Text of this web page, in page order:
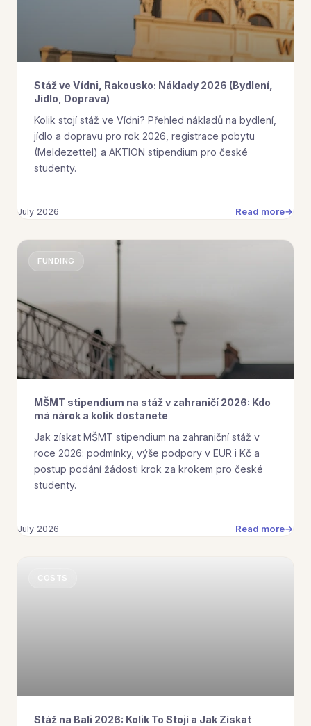
Stáž ve Vídni, Rakousko: Náklady 2026 (Bydlení,
Jídlo, Doprava)
Kolik stojí stáž ve Vídni? Přehled nákladů na bydlení,
jídlo a dopravu pro rok 2026, registrace pobytu
(Meldezettel) a AKTION stipendium pro české
studenty.
July 2026 Read more
FUNDING
MŠMT stipendium na stáž v zahraničí 2026: Kdo
má nárok a kolik dostanete
Jak získat MŠMT stipendium na zahraniční stáž v
roce 2026: podmínky, výše podpory v EUR i Kč a
postup podání žádosti krok za krokem pro české
studenty.
July 2026 Read more
COSTS
Stáž na Bali 2026: Kolik To Stojí a Jak Získat